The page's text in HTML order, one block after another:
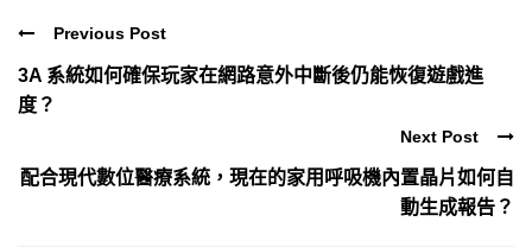
Previous Post
3A 系統如何確保玩家在網路意外中斷後仍能恢復遊戲進
度？
Next Post
配合現代數位醫療系統，現在的家用呼吸機內置晶片如何自
動生成報告？